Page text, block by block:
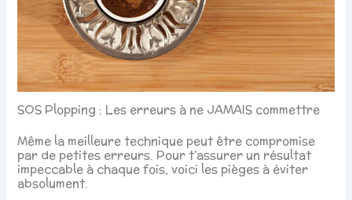
SOS Plopping : Les erreurs à ne JAMAIS commettre
Même la meilleure technique peut être compromise
par de petites erreurs. Pour t’assurer un résultat
impeccable à chaque fois, voici les pièges à éviter
absolument.